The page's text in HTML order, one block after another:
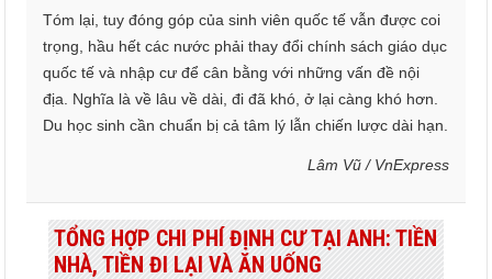
Tóm lại, tuy đóng góp của sinh viên quốc tế vẫn được coi
trọng, hầu hết các nước phải thay đổi chính sách giáo dục
quốc tế và nhập cư để cân bằng với những vấn đề nội
địa. Nghĩa là về lâu về dài, đi đã khó, ở lại càng khó hơn.
Du học sinh cần chuẩn bị cả tâm lý lẫn chiến lược dài hạn.
Lâm Vũ / VnExpress
TỔNG HỢP CHI PHÍ ĐỊNH CƯ TẠI ANH: TIỀN
NHÀ, TIỀN ĐI LẠI VÀ ĂN UỐNG